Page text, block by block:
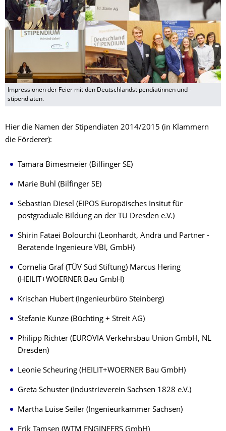
Impressionen der Feier mit den Deutschlandstipendiatinnen und -
stipendiaten.
Hier die Namen der Stipendiaten 2014/2015 (in Klammern
die Förderer):
Tamara Bimesmeier (Bilfinger SE)
Marie Buhl (Bilfinger SE)
Sebastian Diesel (EIPOS Europäisches Insitut für
postgraduale Bildung an der TU Dresden e.V.)
Shirin Fataei Bolourchi (Leonhardt, Andrä und Partner -
Beratende Ingenieure VBI, GmbH)
Cornelia Graf (TÜV Süd Stiftung) Marcus Hering
(HEILIT+WOERNER Bau GmbH)
Krischan Hubert (Ingenieurbüro Steinberg)
Stefanie Kunze (Büchting + Streit AG)
Philipp Richter (EUROVIA Verkehrsbau Union GmbH, NL
Dresden)
Leonie Scheuring (HEILIT+WOERNER Bau GmbH)
Greta Schuster (Industrieverein Sachsen 1828 e.V.)
Martha Luise Seiler (Ingenieurkammer Sachsen)